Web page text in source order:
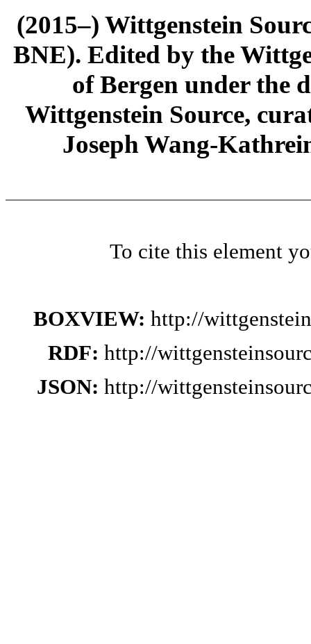
(2015–) Wittgenstein
BNE). Edited by the
of Bergen under the
Wittgenstein Source,
Joseph Wang-
To cite this element
BOXVIEW: http://
RDF: http://
JSON: http://